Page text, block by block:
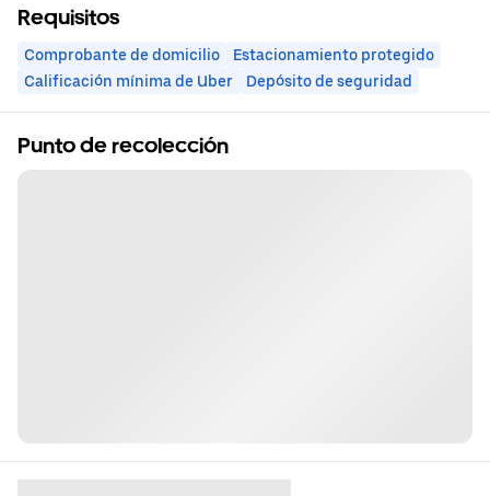
Requisitos
Comprobante de domicilio
Estacionamiento protegido
Calificación mínima de Uber
Depósito de seguridad
Punto de recolección